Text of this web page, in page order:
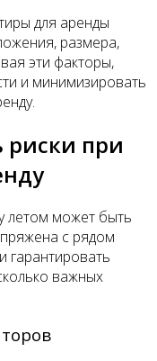
для аренды
размера,
эти факторы,
и минимизировать
при
летом может быть
с рядом
гарантировать
важных